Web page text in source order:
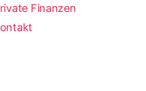
Finanzen